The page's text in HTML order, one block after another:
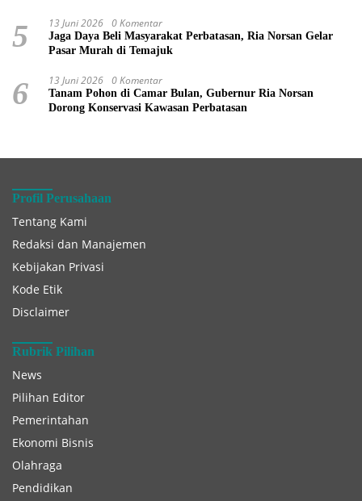
5 13 Juni 2026 0 Komentar
Jaga Daya Beli Masyarakat Perbatasan, Ria Norsan Gelar
Pasar Murah di Temajuk
6 13 Juni 2026 0 Komentar
Tanam Pohon di Camar Bulan, Gubernur Ria Norsan
Dorong Konservasi Kawasan Perbatasan
Profil Perusahaan
Tentang Kami
Redaksi dan Manajemen
Kebijakan Privasi
Kode Etik
Disclaimer
Rubrik Pilihan
News
Pilihan Editor
Pemerintahan
Ekonomi Bisnis
Olahraga
Pendidikan